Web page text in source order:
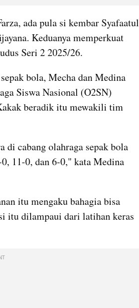
ada pula si kembar Syafaatul
Keduanya memperkuat
Seri 2 2025/26.
bola, Mecha dan Medina
Siswa Nasional (O2SN)
beradik itu mewakili tim
cabang olahraga sepak bola
11-0, dan 6-0," kata Medina
itu mengaku bahagia bisa
itu dilampaui dari latihan keras